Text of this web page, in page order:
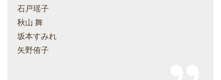
石戸瑶子
秋山 舞
坂本すみれ
矢野侑子